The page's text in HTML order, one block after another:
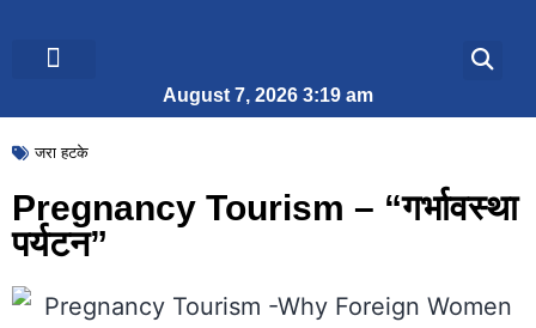
August 7, 2026 3:19 am
जरा हटके
Pregnancy Tourism – “गर्भावस्था
पर्यटन”